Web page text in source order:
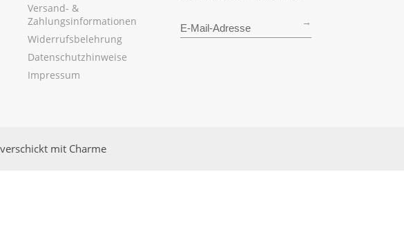
Versand- &
Zahlungsinformationen
Widerrufsbelehrung
Datenschutzhinweise
Impressum
→
mit Charme